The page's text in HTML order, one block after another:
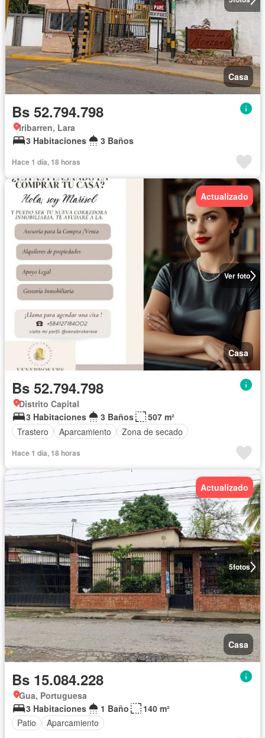
Casa
Bs 52.794.798
Iribarren, Lara
3 Habitaciones
3 Baños
Hace 1 día, 18 horas
Ver foto
Actualizado
Casa
Bs 52.794.798
Distrito Capital
3 Habitaciones
3 Baños
507 m²
Trastero
Aparcamiento Zona de secado
Hace 1 día, 18 horas
5fotos
Actualizado
Casa
Bs 15.084.228
Gua, Portuguesa
3 Habitaciones
1 Baño
140 m²
Patio
Aparcamiento